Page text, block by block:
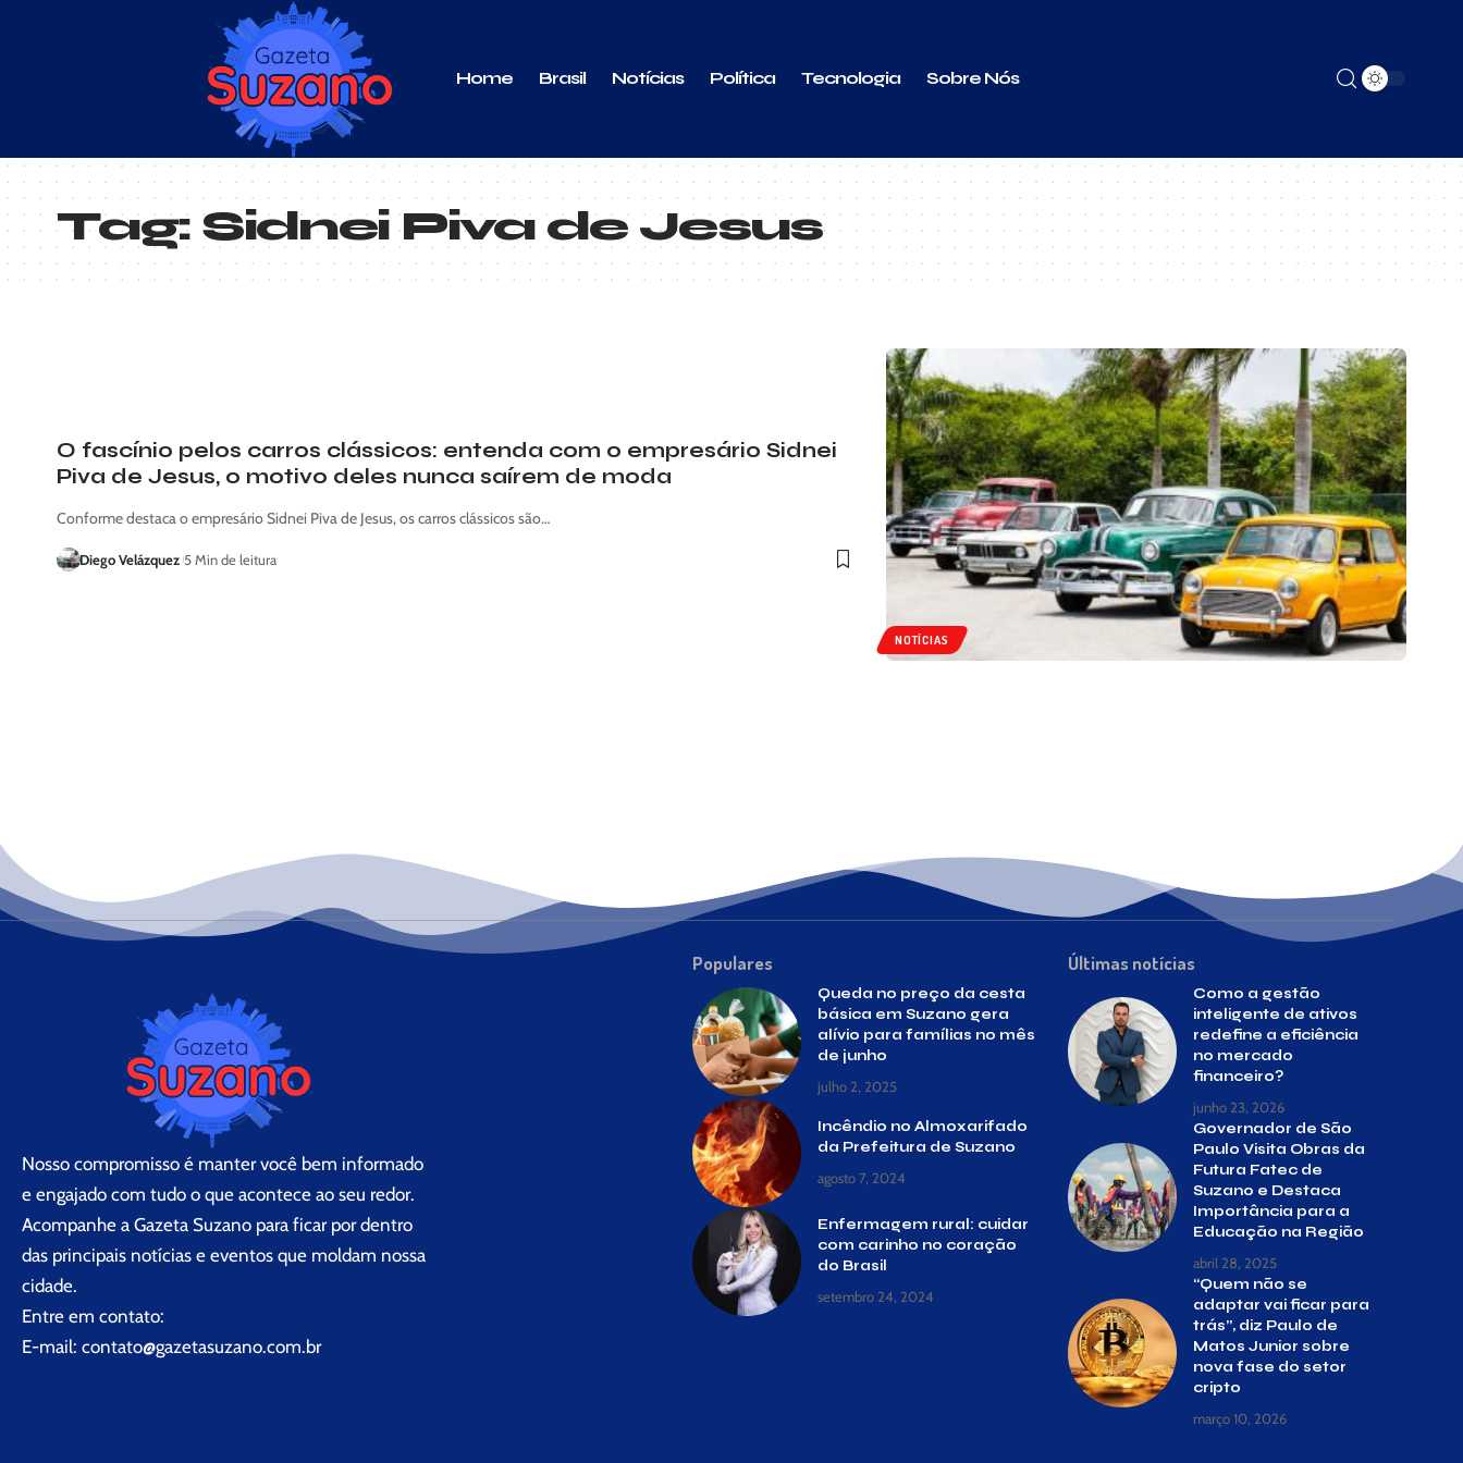
Home Brasil Notícias Política Tecnologia Sobre Nós
Tag: Sidnei Piva de Jesus
NOTÍCIAS
O fascínio pelos carros clássicos: entenda com o empresário Sidnei
Piva de Jesus, o motivo deles nunca saírem de moda
Conforme destaca o empresário Sidnei Piva de Jesus, os carros clássicos são…
Diego Velázquez 5 Min de leitura
Nosso compromisso é manter você bem informado
e engajado com tudo o que acontece ao seu redor.
Acompanhe a Gazeta Suzano para ficar por dentro
das principais notícias e eventos que moldam nossa
cidade.
Entre em contato:
E-mail: contato@gazetasuzano.com.br
Populares
Queda no preço da cesta
básica em Suzano gera
alívio para famílias no mês
de junho
julho 2, 2025
Incêndio no Almoxarifado
da Prefeitura de Suzano
agosto 7, 2024
Enfermagem rural: cuidar
com carinho no coração
do Brasil
setembro 24, 2024
Últimas notícias
Como a gestão
inteligente de ativos
redefine a eficiência
no mercado
financeiro?
junho 23, 2026
Governador de São
Paulo Visita Obras da
Futura Fatec de
Suzano e Destaca
Importância para a
Educação na Região
abril 28, 2025
“Quem não se
adaptar vai ficar para
trás”, diz Paulo de
Matos Junior sobre
nova fase do setor
cripto
março 10, 2026